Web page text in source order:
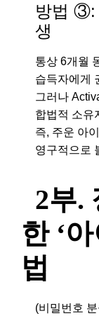
방법 ③:
생
통상 6개월
습득자에게
그러나
합법적 소유
즉, 주운 아
영구적으로
2부.
한 ‘
법
(비밀번호